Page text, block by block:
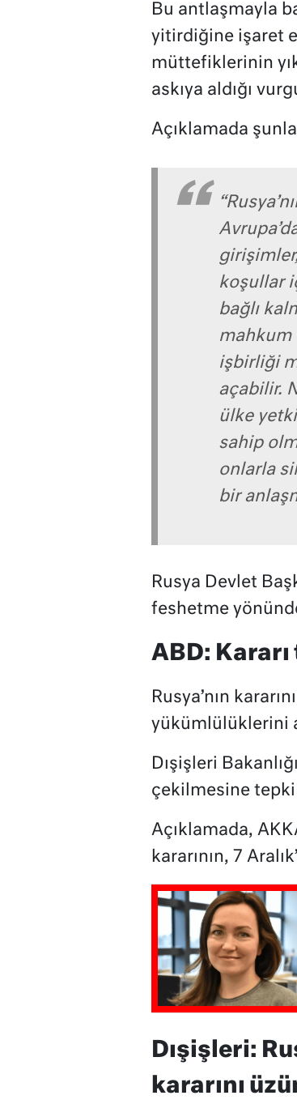
Bu antlaşmayla
yitirdiğine işaret
müttefiklerinin
askıya aldığı
Açıklamada
koşullar
bağlı
mahkum
işbirliği
açabilir.
ülke
sahip
onlarla
bir
Rusya Devlet
feshetme
ABD:
Rusya’nın
yükümlülüklerini
Dışişleri
çekilmesine tepki
Açıklamada,
kararının, 7
Dışişleri:
kararını